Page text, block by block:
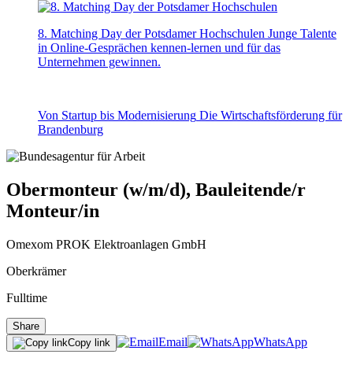
8. Matching Day der Potsdamer Hochschulen Junge Talente
in Online-Gesprächen kennen-lernen und für das
Unternehmen gewinnen.
Von Startup bis Modernisierung Die Wirtschaftsförderung für
Brandenburg
Obermonteur (w/m/d), Bauleitende/r
Monteur/in
Omexom PROK Elektroanlagen GmbH
Oberkrämer
Fulltime
Share
Copy link
Email WhatsApp